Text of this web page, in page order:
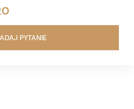
PYTANIE